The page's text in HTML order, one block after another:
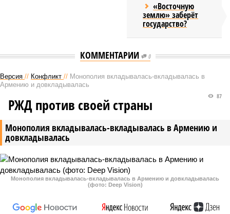
«Восточную
землю» заберёт
государство?
КОММЕНТАРИИ 0
Версия // Конфликт // Монополия вкладывалась-вкладывалась в
Армению и довкладывалась
Монополия вкладывалась-вкладывалась в Армению и
довкладывалась
87
РЖД против своей страны
Монополия вкладывалась-вкладывалась в Армению и довкладывалась
(фото: Deep Vision)